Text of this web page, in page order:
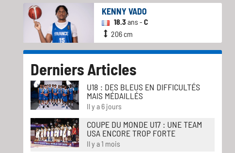
KENNY VADO
18.3ans -C
206 cm
Derniers Articles
U18 : DES BLEUS EN DIFFICULTÉS
MAIS MÉDAILLÉS
Il y a 6 jours
COUPE DU MONDE U17 : UNE TEAM
USA ENCORE TROP FORTE
Il y a 1 mois